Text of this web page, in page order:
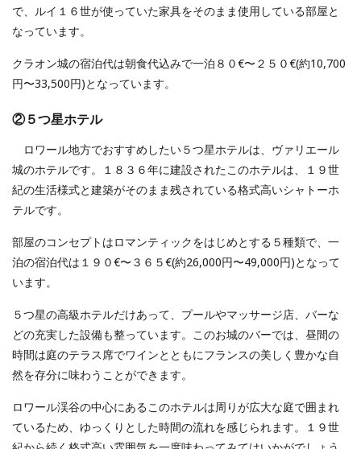
で、ルイ１６世が使っていた家具をそのまま使用している部屋と
なっています。
クラオン城の宿泊代は朝食代込みで一泊８０€〜２５０€(約10,700
円〜33,500円)となっています。
②５つ星ホテル
ロワール地方でおすすめしたい５つ星ホテルは、ヴァリエール
城のホテルです。１８３６年に建設されたこのホテルは、１９世
紀の生活様式と建築がそのまま残されている格式高いシャトーホ
テルです。
部屋のコンセプトはロマンティックをはじめとする５種類で、一
泊の宿泊代は１９０€〜３６５€(約26,000円〜49,000円)となって
います。
５つ星の高級ホテルだけあって、プールやマッサージ店、バーな
どの充実した設備も整っています。このお城のバーでは、昼間の
時間は庭のテラス席でワインとともにフランスの美しく豊かな自
然を存分に味わうことができます。
ロワール渓谷の中心にあるこのホテルは周りが広大な庭で囲まれ
ているため、ゆっくりとした時間の流れを感じられます。１９世